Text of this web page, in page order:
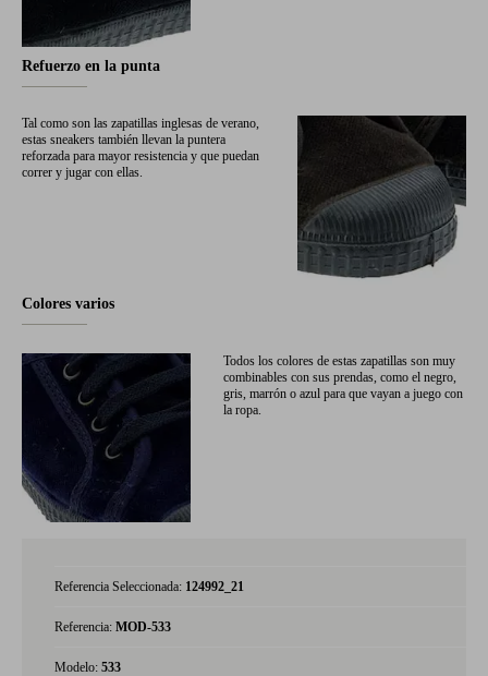
Refuerzo en la punta
Tal como son las zapatillas inglesas de verano,
estas sneakers también llevan la puntera
reforzada para mayor resistencia y que puedan
correr y jugar con ellas.
Colores varios
Todos los colores de estas zapatillas son muy
combinables con sus prendas, como el negro,
gris, marrón o azul para que vayan a juego con
la ropa.
Referencia Seleccionada: 124992_21
Referencia: MOD-533
Modelo: 533